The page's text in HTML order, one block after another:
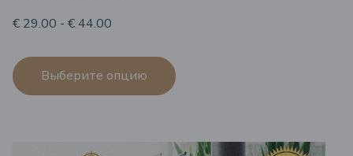
€ 29.00 - € 44.00
Выберите опцию